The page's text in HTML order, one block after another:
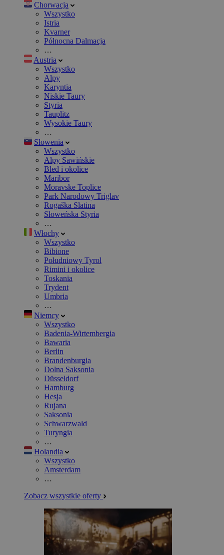
Chorwacja
Wszystko
Istria
Kvarner
Północna Dalmacja
…
Austria
Wszystko
Alpy
Karyntia
Niskie Taury
Styria
Tauplitz
Wysokie Taury
…
Słowenia
Wszystko
Alpy Sawińskie
Bled i okolice
Maribor
Moravske Toplice
Park Narodowy Triglav
Rogaška Slatina
Słoweńska Styria
…
Włochy
Wszystko
Bibione
Południowy Tyrol
Rimini i okolice
Toskania
Trydent
Umbria
…
Niemcy
Wszystko
Badenia-Wirtembergia
Bawaria
Berlin
Brandenburgia
Dolna Saksonia
Düsseldorf
Hamburg
Hesja
Rujana
Saksonia
Schwarzwald
Turyngia
…
Holandia
Wszystko
Amsterdam
…
Zobacz wszystkie oferty